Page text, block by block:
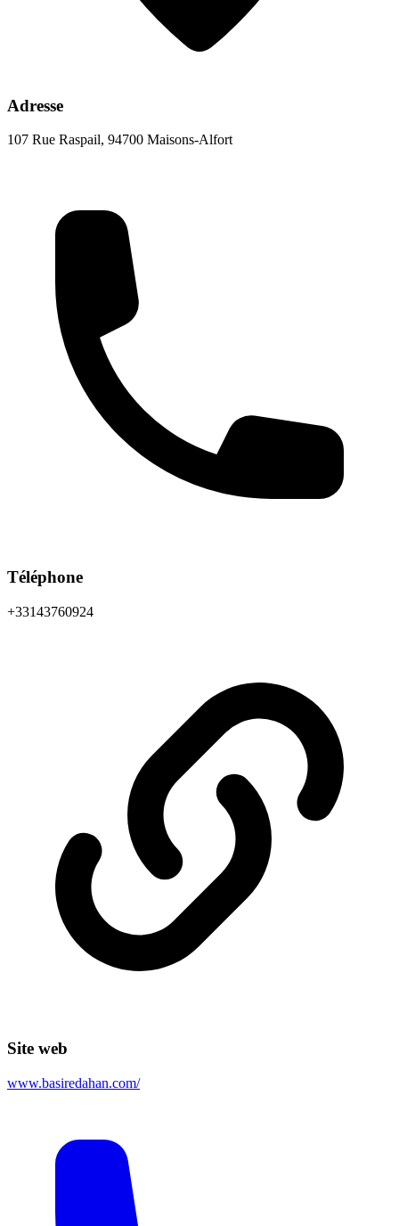
Adresse
107 Rue Raspail, 94700 Maisons-Alfort
Téléphone
+33143760924
Site web
www.basiredahan.com/